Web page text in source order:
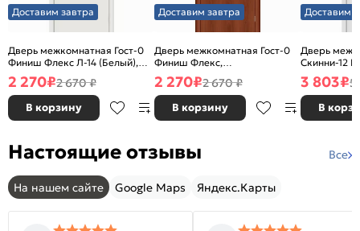
Доставим завтра
Дверь межкомнатная Гост-0
Финиш Флекс Л-14 (Белый),
глухая, каркасно-щитовая
2 270₽2 670 ₽
В корзину
Доставим завтра
Дверь межкомнатная Гост-0
Финиш Флекс,
Ламинированные Л-11
(ИталОрех), глухая, каркасно-
щитовая
2 270₽2 670 ₽
В корзину
Доставим
Дверь
Скинни-12
глухая,
3 803₽5
В
Настоящие отзывы Все
На нашем сайте Google Maps Яндекс.Карты